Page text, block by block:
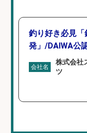
釣り好き必見「
発」/DAIWA公
会社名
株式会社
ツ